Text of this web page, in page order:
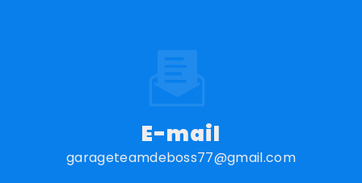
E-mail
garageteamdeboss77@gmail.com